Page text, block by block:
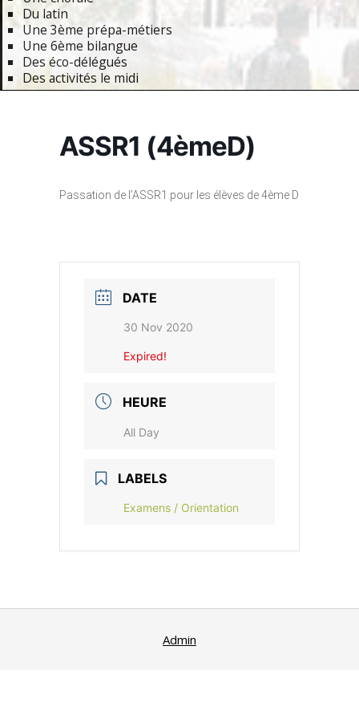
Du latin
Une 3ème prépa-métiers
Une 6ème bilangue
Des éco-délégués
Des activités le midi
ASSR1 (4èmeD)
Passation de l’ASSR1 pour les élèves de 4ème D
DATE
30 Nov 2020
Expired!
HEURE
All Day
LABELS
Examens / Orientation
Admin